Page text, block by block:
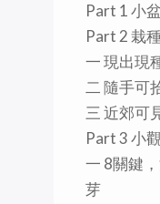
Part 1 小
Part 2 栽
一 現出現
二 隨手可
三 近郊可
Part 3 小
一 8關鍵
芽